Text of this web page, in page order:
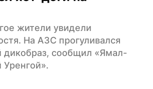
жители увидели
На АЗС прогуливался
дикобраз, сообщил «Ямал-